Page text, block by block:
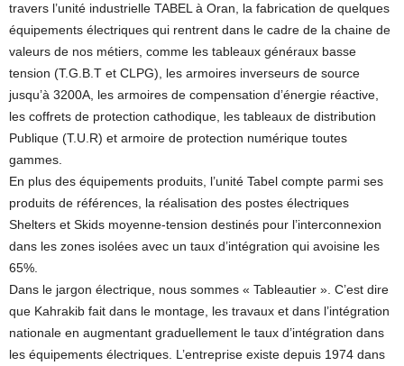
travers l’unité industrielle TABEL à Oran, la fabrication de quelques
équipements électriques qui rentrent dans le cadre de la chaine de
valeurs de nos métiers, comme les tableaux généraux basse
tension (T.G.B.T et CLPG), les armoires inverseurs de source
jusqu’à 3200A, les armoires de compensation d’énergie réactive,
les coffrets de protection cathodique, les tableaux de distribution
Publique (T.U.R) et armoire de protection numérique toutes
gammes.
En plus des équipements produits, l’unité Tabel compte parmi ses
produits de références, la réalisation des postes électriques
Shelters et Skids moyenne-tension destinés pour l’interconnexion
dans les zones isolées avec un taux d’intégration qui avoisine les
65%.
Dans le jargon électrique, nous sommes « Tableautier ». C’est dire
que Kahrakib fait dans le montage, les travaux et dans l’intégration
nationale en augmentant graduellement le taux d’intégration dans
les équipements électriques. L’entreprise existe depuis 1974 dans